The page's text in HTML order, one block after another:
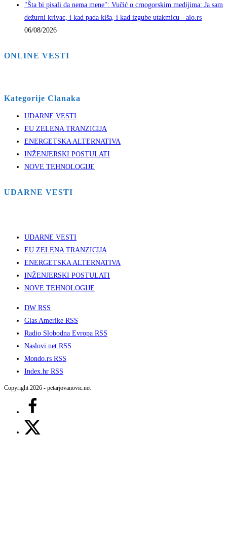
"Šta bi pisali da nema mene": Vučić o crnogorskim medijima: Ja sam
dežurni krivac, i kad pada kiša, i kad izgube utakmicu - alo.rs
06/08/2026
ONLINE VESTI
Kategorije Clanaka
UDARNE VESTI
EU ZELENA TRANZICIJA
ENERGETSKA ALTERNATIVA
INŽENJERSKI POSTULATI
NOVE TEHNOLOGIJE
UDARNE VESTI
UDARNE VESTI
EU ZELENA TRANZICIJA
ENERGETSKA ALTERNATIVA
INŽENJERSKI POSTULATI
NOVE TEHNOLOGIJE
DW RSS
Glas Amerike RSS
Radio Slobodna Evropa RSS
Naslovi.net RSS
Mondo.rs RSS
Index.hr RSS
Copyright 2026 - petarjovanovic.net